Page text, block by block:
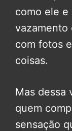
como ele e
vazamento
com fotos
coisas.
Mas dessa
quem
sensação